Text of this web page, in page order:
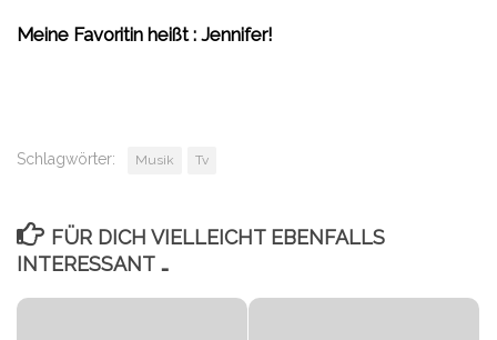
Meine Favoritin heißt : Jennifer!
Schlagwörter: Musik Tv
FÜR DICH VIELLEICHT EBENFALLS
INTERESSANT …